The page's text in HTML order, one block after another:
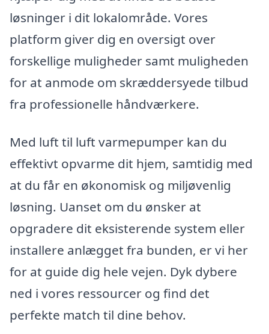
løsninger i dit lokalområde. Vores
platform giver dig en oversigt over
forskellige muligheder samt muligheden
for at anmode om skræddersyede tilbud
fra professionelle håndværkere.
Med luft til luft varmepumper kan du
effektivt opvarme dit hjem, samtidig med
at du får en økonomisk og miljøvenlig
løsning. Uanset om du ønsker at
opgradere dit eksisterende system eller
installere anlægget fra bunden, er vi her
for at guide dig hele vejen. Dyk dybere
ned i vores ressourcer og find det
perfekte match til dine behov.